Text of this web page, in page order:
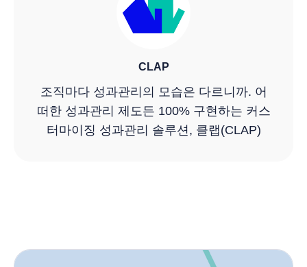
CLAP
조직마다 성과관리의 모습은 다르니까. 어
떠한 성과관리 제도든 100% 구현하는 커스
터마이징 성과관리 솔루션, 클랩(CLAP)